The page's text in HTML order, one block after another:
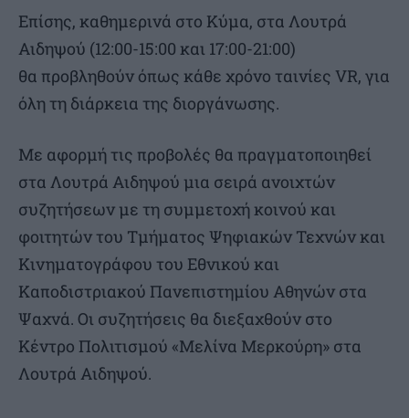
Επίσης, καθημερινά στο Κύμα, στα Λουτρά
Αιδηψού (12:00-15:00 και 17:00-21:00)
θα προβληθούν όπως κάθε χρόνο ταινίες VR, για
όλη τη διάρκεια της διοργάνωσης.
Με αφορμή τις προβολές θα πραγματοποιηθεί
στα Λουτρά Αιδηψού μια σειρά ανοιχτών
συζητήσεων με τη συμμετοχή κοινού και
φοιτητών του Τμήματος Ψηφιακών Τεχνών και
Κινηματογράφου του Εθνικού και
Καποδιστριακού Πανεπιστημίου Αθηνών στα
Ψαχνά. Οι συζητήσεις θα διεξαχθούν στο
Κέντρο Πολιτισμού «Μελίνα Μερκούρη» στα
Λουτρά Αιδηψού.